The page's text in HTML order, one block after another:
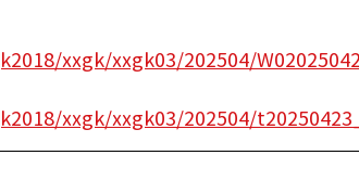
xxgk/xxgk03/202504/
xxgk/xxgk03/202504/